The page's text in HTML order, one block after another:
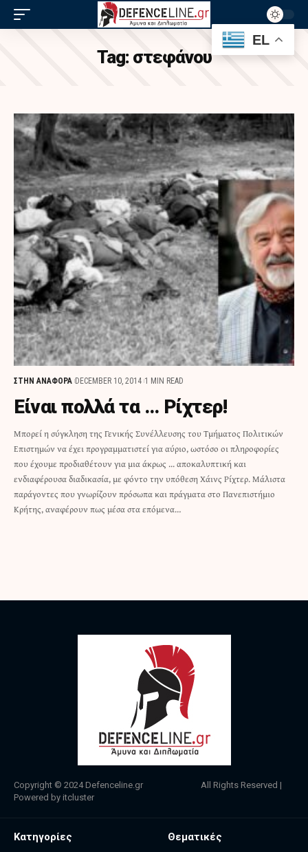
Tag: στεφάνου
ΣΤΗΝ ΑΝΑΦΟΡΑ DECEMBER 10, 2014 1 MIN READ
Είναι πολλά τα … Ρίχτερ!
Μπορεί η σύγκληση της Γενικής Συνέλλευσης του Τμήματος Πολιτικών
Επιστημών να έχει προγραμματιστεί για αύριο, ωστόσο οι πληροφορίες
που έχουμε προδιαθέτουν για μια άκρως ... αποκαλυπτική και
ενδιαφέρουσα διαδικασία, με φόντο την υπόθεση Χάινς Ρίχτερ. Μάλιστα
παράγοντες που γνωρίζουν πρόσωπα και πράγματα στο Πανεπιστήμιο
Κρήτης, αναφέρουν πως μέσα στα επόμενα…
Copyright © 2024 Defenceline.gr All Rights Reserved |
Powered by itcluster
Κατηγορίες Θεματικές
EL